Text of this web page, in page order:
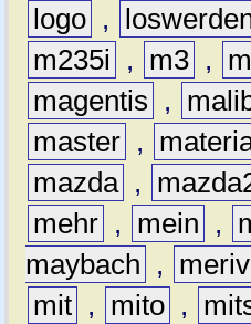
logo ,
m235i
, m3 ,
magentis
,
master ,
mazda ,
mehr , mein ,
maybach
,
mit , mito ,